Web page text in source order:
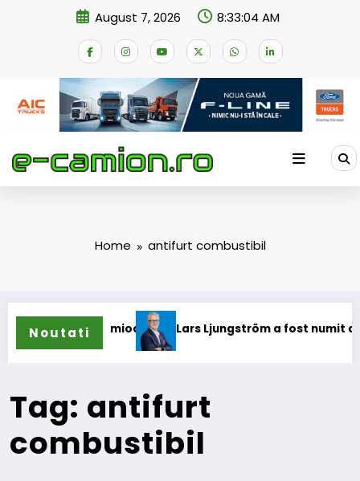
August 7, 2026 8:33:04 AM
Home antifurt combustibil
Noutati
camioane Lars Ljungström a fost numit director
Tag: antifurt
combustibil